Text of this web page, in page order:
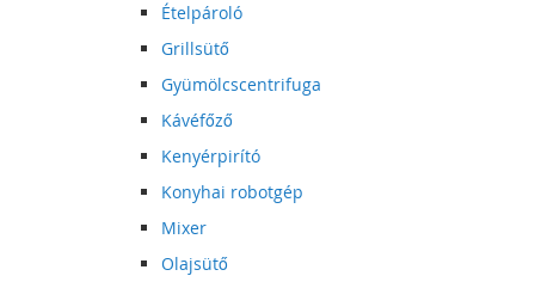
Ételpároló
Grillsütő
Gyümölcscentrifuga
Kávéfőző
Kenyérpirító
Konyhai robotgép
Mixer
Olajsütő